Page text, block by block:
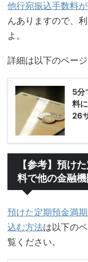
他行宛振込手数料
んありますので、
よ。
詳細は以下のペー
5分
料
26
【参考】預け
料で他の金融
預けた定期預金満
込む方法は以下の
覧ください。